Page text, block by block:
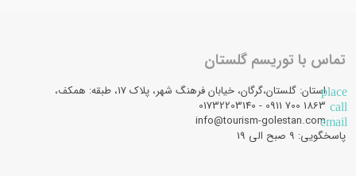
تماس با توریسم گلستان
placeاستان: گلستان،گرگان، خیابان فرهنگ شهر، پلاک 17، طبقه: همکف،
call
email
info@tourism-golestan.com
پاسخگویی: ۹ صبح الی 19